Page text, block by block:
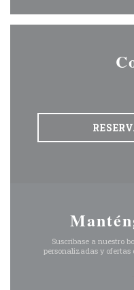
Suscríbase a nuestro
personalizadas y ofertas